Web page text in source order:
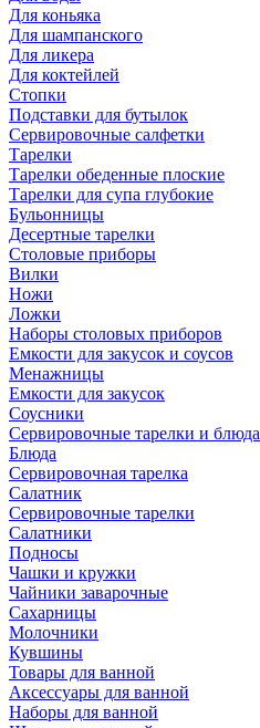
Для коньяка
Для шампанского
Для ликера
Для коктейлей
Стопки
Подставки для бутылок
Сервировочные салфетки
Тарелки
Тарелки обеденные плоские
Тарелки для супа глубокие
Бульонницы
Десертные тарелки
Столовые приборы
Вилки
Ножи
Ложки
Наборы столовых приборов
Емкости для закусок и соусов
Менажницы
Емкости для закусок
Соусники
Сервировочные тарелки и блюда
Блюда
Сервировочная тарелка
Салатник
Сервировочные тарелки
Салатники
Подносы
Чашки и кружки
Чайники заварочные
Сахарницы
Молочники
Кувшины
Товары для ванной
Аксессуары для ванной
Наборы для ванной